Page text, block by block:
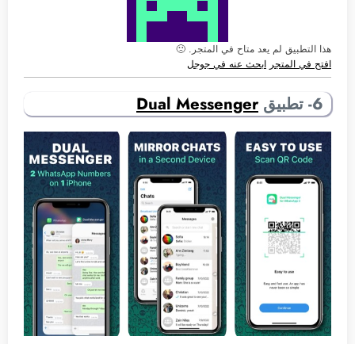
هذا التطبيق لم يعد متاح في المتجر. 🙁
افتح في المتجر ابحث عنه في جوجل
6- تطبيق Dual Messenger